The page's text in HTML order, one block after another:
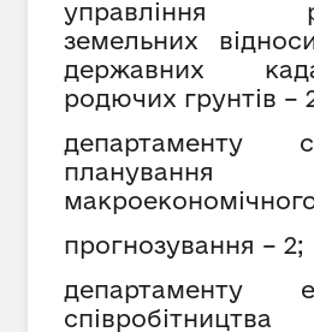
управління
земельних
державних
родючих грунтів –
департаменту
прогнозування – 2;
департаменту